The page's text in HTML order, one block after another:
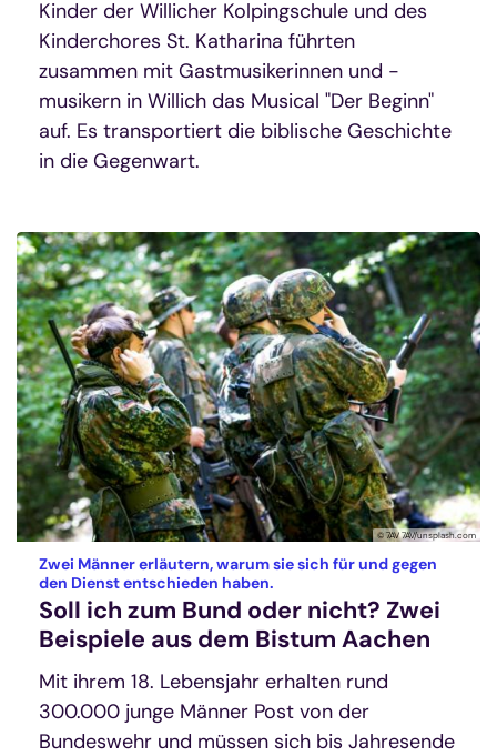
Kinder der Willicher Kolpingschule und des
Kinderchores St. Katharina führten
zusammen mit Gastmusikerinnen und -
musikern in Willich das Musical "Der Beginn"
auf. Es transportiert die biblische Geschichte
in die Gegenwart.
© 7AV 7AV/unsplash.com
Zwei Männer erläutern, warum sie sich für und gegen
den Dienst entschieden haben.
Soll ich zum Bund oder nicht? Zwei
Beispiele aus dem Bistum Aachen
Mit ihrem 18. Lebensjahr erhalten rund
300.000 junge Männer Post von der
Bundeswehr und müssen sich bis Jahresende